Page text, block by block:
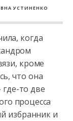
УСТИНЕНКО
когда
кроме
что она
то две
процесса
избранник и